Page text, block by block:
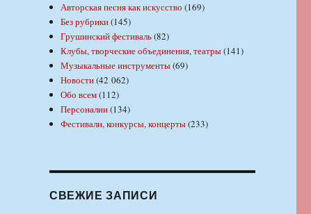
Авторская песня как искусство (169)
Без рубрики(145)
Грушинский фестиваль(82)
Клубы, творческие объединения, театры(141)
Музыкальные инструменты(69)
Новости(42 062)
Обо всем(112)
Персоналии(134)
Фестивали, конкурсы, концерты(233)
СВЕЖИЕ ЗАПИСИ